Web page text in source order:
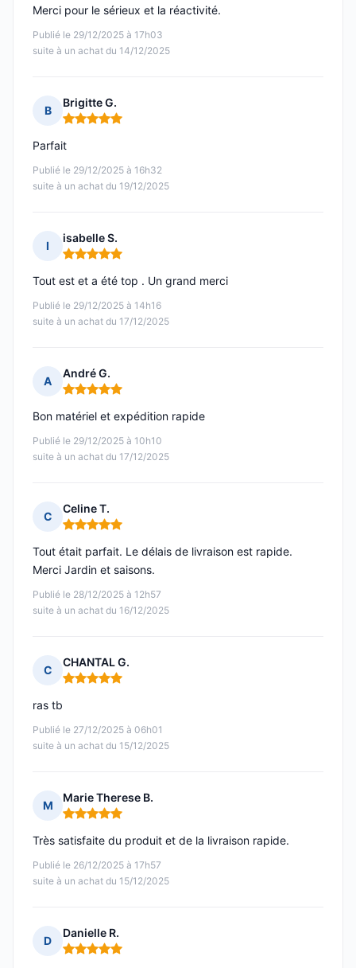
Publié le 29/12/2025 à 17h03
suite à un achat du 14/12/2025
Merci pour le sérieux et la réactivité.
B
Brigitte G.
Note : 5 sur 5
Publié le 29/12/2025 à 16h32
suite à un achat du 19/12/2025
Parfait
I
isabelle S.
Note : 5 sur 5
Publié le 29/12/2025 à 14h16
suite à un achat du 17/12/2025
Tout est et a été top . Un grand merci
A
André G.
Note : 5 sur 5
Publié le 29/12/2025 à 10h10
suite à un achat du 17/12/2025
Bon matériel et expédition rapide
C
Celine T.
Note : 5 sur 5
Publié le 28/12/2025 à 12h57
suite à un achat du 16/12/2025
Tout était parfait. Le délais de livraison est rapide.
Merci Jardin et saisons.
C
CHANTAL G.
Note : 5 sur 5
Publié le 27/12/2025 à 06h01
suite à un achat du 15/12/2025
ras tb
M
Marie Therese B.
Note : 5 sur 5
Publié le 26/12/2025 à 17h57
suite à un achat du 15/12/2025
Très satisfaite du produit et de la livraison rapide.
D
Danielle R.
Note : 5 sur 5